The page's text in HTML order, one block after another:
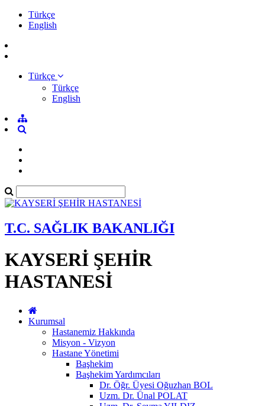
Türkçe
English
Türkçe
Türkçe
English
T.C. SAĞLIK BAKANLIĞI
KAYSERİ ŞEHİR
HASTANESİ
Kurumsal
Hastanemiz Hakkında
Misyon - Vizyon
Hastane Yönetimi
Başhekim
Başhekim Yardımcıları
Dr. Öğr. Üyesi Oğuzhan BOL
Uzm. Dr. Ünal POLAT